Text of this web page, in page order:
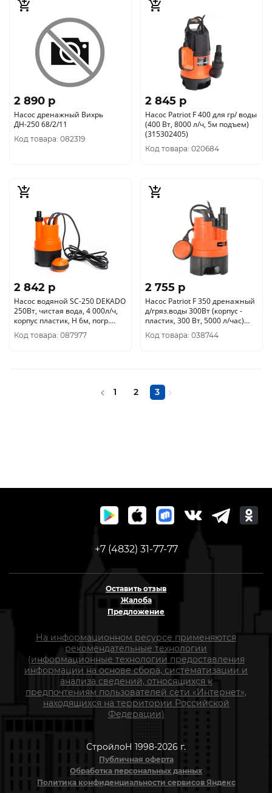
2 890 p
Насос дренажный Вихрь
ДН-250 68/2/11
Код товара: 082319
2 845 p
Насос Patriot F 400 для гр/ воды
(400 Вт, 8000 л/ч, 5м подъем)
(315302405)
Код товара: 020684
2 842 p
Насос водяной SC-250 DEKADO
250Вт, чистая вода, 4 000л/ч,
корпус пластик, Н 6м, погр.
Код товара: 087977
2 755 p
Насос Patriot F 350 дренажный
д/гряз.воды 300Вт (корпус -
пластик, 300 Вт, 5000 л/час)
315302626
Код товара: 038744
1 2 3
+7 (4832) 31-77-77
Оставить отзыв
Жалоба
Предложение
На информационном ресурсе применяются
рекомендательные технологии
(информационные технологии предоставления
информации на основе сбора, систематизации и
анализа сведений, относящихся к
предпочтениям пользователей сети «Интернет»,
находящихся на территории Российской
Федерации)
СтройлоН 1998-2026 г.
Публичная оферта
Обработка персональных данных
Политика конфиденциальности сервисов Яндекс